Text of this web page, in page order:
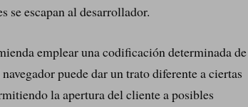
se escapan al desarrollador.
emplear una codificación determinada de
puede dar un trato diferente a ciertas
la apertura del cliente a posibles